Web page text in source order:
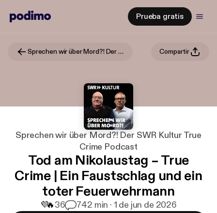
Prueba gratis
Sprechen wir über Mord?! Der SWR Kultur True Crime Podcast Compartir
Sprechen wir über Mord?! Der SWR Kultur True
Crime Podcast
Tod am Nikolaustag – True
Crime | Ein Faustschlag und ein
toter Feuerwehrmann
💜🔥36 742 min · 1 de jun de 2026